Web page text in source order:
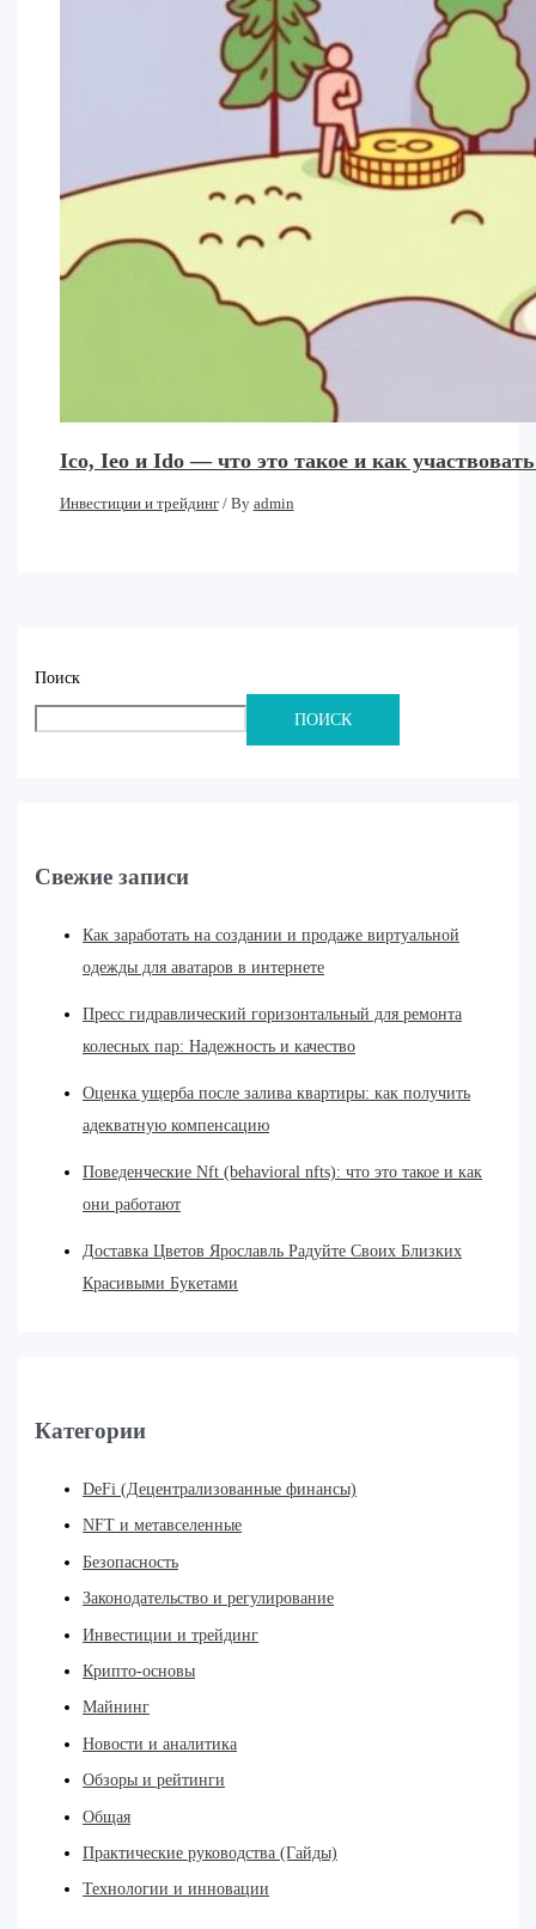
Ico, Ieo и Ido — что это такое и как участвовать
Инвестиции и трейдинг/ By admin
Поиск
ПОИСК
Свежие записи
Как заработать на создании и продаже виртуальной
одежды для аватаров в интернете
Пресс гидравлический горизонтальный для ремонта
колесных пар: Надежность и качество
Оценка ущерба после залива квартиры: как получить
адекватную компенсацию
Поведенческие Nft (behavioral nfts): что это такое и как
они работают
Доставка Цветов Ярославль Радуйте Своих Близких
Красивыми Букетами
Категории
DeFi (Децентрализованные финансы)
NFT и метавселенные
Безопасность
Законодательство и регулирование
Инвестиции и трейдинг
Крипто-основы
Майнинг
Новости и аналитика
Обзоры и рейтинги
Общая
Практические руководства (Гайды)
Технологии и инновации